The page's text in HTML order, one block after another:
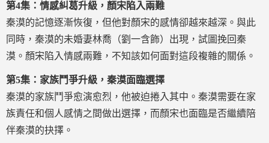
第4集：情感糾葛升級，顏宋陷入兩難
秦漠的記憶逐漸恢復，但他對顏宋的感情卻越來越深。與此
同時，秦漠的未婚妻林喬（劉一含飾）出現，試圖挽回秦
漠。顏宋陷入情感兩難，不知該如何面對這段複雜的關係。
第5集：家族鬥爭升級，秦漠面臨選擇
秦漠的家族鬥爭愈演愈烈，他被迫捲入其中。秦漠需要在家
族責任和個人感情之間做出選擇，而顏宋也面臨是否繼續陪
伴秦漠的抉擇。